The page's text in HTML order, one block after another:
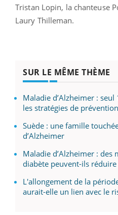
Tristan Lopin, la chanteuse
Laury Thilleman.
SUR LE MÊME THÈME
Maladie d’Alzheimer :
les stratégies de prévention
Suède : une famille
d’Alzheimer
Maladie d’Alzheimer : des
diabète peuvent-ils réduire
L'allongement de la
aurait-elle un lien avec le